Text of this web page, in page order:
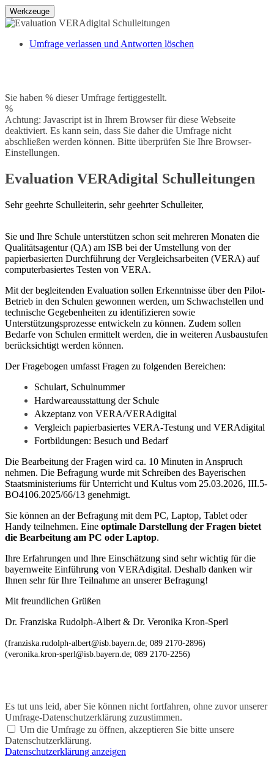
Werkzeuge
Umfrage verlassen und Antworten löschen
Sie haben % dieser Umfrage fertiggestellt.
%
Achtung: Javascript ist in Ihrem Browser für diese Webseite
deaktiviert. Es kann sein, dass Sie daher die Umfrage nicht
abschließen werden können. Bitte überprüfen Sie Ihre Browser-
Einstellungen.
Evaluation VERAdigital Schulleitungen
Sehr geehrte Schulleiterin, sehr geehrter Schulleiter,
Sie und Ihre Schule unterstützen schon seit mehreren Monaten die
Qualitätsagentur (QA) am ISB bei der Umstellung von der
papierbasierten Durchführung der Vergleichsarbeiten (VERA) auf
computerbasiertes Testen von VERA.
Mit der begleitenden Evaluation sollen Erkenntnisse über den Pilot-
Betrieb in den Schulen gewonnen werden, um Schwachstellen und
technische Gegebenheiten zu identifizieren sowie
Unterstützungsprozesse entwickeln zu können. Zudem sollen
Bedarfe von Schulen ermittelt werden, die in weiteren Ausbaustufen
berücksichtigt werden können.
Der Fragebogen umfasst Fragen zu folgenden Bereichen:
Schulart, Schulnummer
Hardwareausstattung der Schule
Akzeptanz von VERA/VERAdigital
Vergleich papierbasiertes VERA-Testung und VERAdigital
Fortbildungen: Besuch und Bedarf
Die Bearbeitung der Fragen wird ca. 10 Minuten in Anspruch
nehmen. Die Befragung wurde mit Schreiben des Bayerischen
Staatsministeriums für Unterricht und Kultus vom 25.03.2026, III.5-
BO4106.2025/66/13 genehmigt.
Sie können an der Befragung mit dem PC, Laptop, Tablet oder
Handy teilnehmen. Eine optimale Darstellung der Fragen bietet
die Bearbeitung am PC oder Laptop.
Ihre Erfahrungen und Ihre Einschätzung sind sehr wichtig für die
bayernweite Einführung von VERAdigital. Deshalb danken wir
Ihnen sehr für Ihre Teilnahme an unserer Befragung!
Mit freundlichen Grüßen
Dr. Franziska Rudolph-Albert & Dr. Veronika Kron-Sperl
(franziska.rudolph-albert@isb.bayern.de; 089 2170-2896)
(veronika.kron-sperl@isb.bayern.de; 089 2170-2256)
Es tut uns leid, aber Sie können nicht fortfahren, ohne zuvor unserer
Umfrage-Datenschutzerklärung zuzustimmen.
Um die Umfrage zu öffnen, akzeptieren Sie bitte unsere
Datenschutzerklärung.
Datenschutzerklärung anzeigen